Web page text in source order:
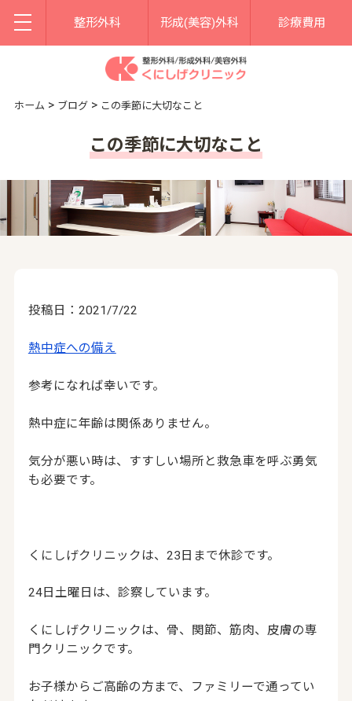
整形外科 形成(美容)外科 診療費用
ホーム > ブログ> この季節に大切なこと
この季節に大切なこと
投稿日：2021/7/22
熱中症への備え
参考になれば幸いです。
熱中症に年齢は関係ありません。
気分が悪い時は、すすしい場所と救急車を呼ぶ勇気
も必要です。
くにしげクリニックは、23日まで休診です。
24日土曜日は、診察しています。
くにしげクリニックは、骨、関節、筋肉、皮膚の専
門クリニックです。
お子様からご高齢の方まで、ファミリーで通ってい